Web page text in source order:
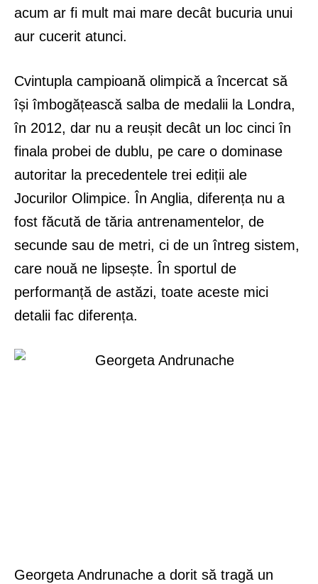
acum ar fi mult mai mare decât bucuria unui
aur cucerit atunci.
Cvintupla campioană olimpică a încercat să
își îmbogățească salba de medalii la Londra,
în 2012, dar nu a reușit decât un loc cinci în
finala probei de dublu, pe care o dominase
autoritar la precedentele trei ediții ale
Jocurilor Olimpice. În Anglia, diferența nu a
fost făcută de tăria antrenamentelor, de
secunde sau de metri, ci de un întreg sistem,
care nouă ne lipsește. În sportul de
performanță de astăzi, toate aceste mici
detalii fac diferența.
Georgeta Andrunache a dorit să tragă un